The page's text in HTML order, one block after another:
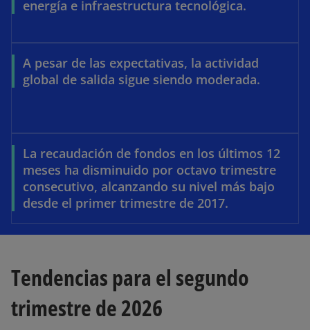
energía e infraestructura tecnológica.
A pesar de las expectativas, la actividad
global de salida sigue siendo moderada.
La recaudación de fondos en los últimos 12
meses ha disminuido por octavo trimestre
consecutivo, alcanzando su nivel más bajo
desde el primer trimestre de 2017.
Tendencias para el segundo
trimestre de 2026